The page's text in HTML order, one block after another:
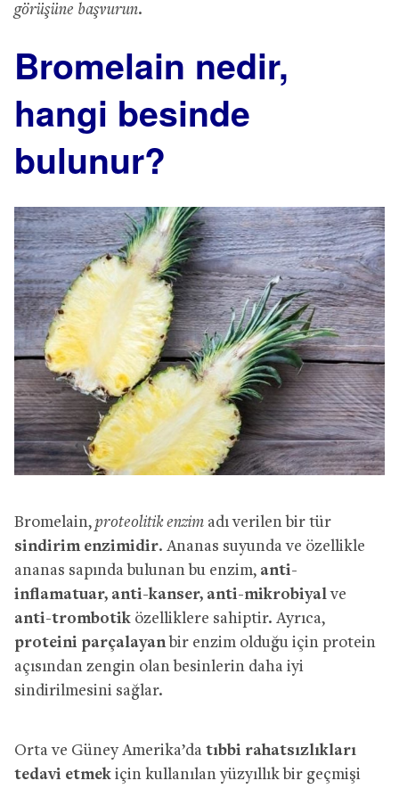
görüşüne başvurun.
Bromelain nedir,
hangi besinde
bulunur?
Bromelain, proteolitik enzim adı verilen bir tür
sindirim enzimidir. Ananas suyunda ve özellikle
ananas sapında bulunan bu enzim, anti-
inflamatuar, anti-kanser, anti-mikrobiyalve
anti-trombotik özelliklere sahiptir. Ayrıca,
proteini parçalayanbir enzim olduğu için protein
açısından zengin olan besinlerin daha iyi
sindirilmesini sağlar.
Orta ve Güney Amerika’da tıbbi rahatsızlıkları
tedavi etmek için kullanılan yüzyıllık bir geçmişi